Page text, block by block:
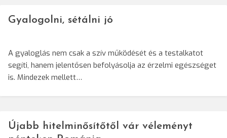
Gyalogolni, sétálni jó
A gyaloglás nem csak a szív működését és a testalkatot
segíti, hanem jelentősen befolyásolja az érzelmi egészséget
is. Mindezek mellett…
Újabb hitelminősítőtől vár véleményt